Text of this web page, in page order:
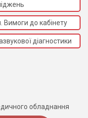
Вимоги до кабінету
діагностики
обладнання